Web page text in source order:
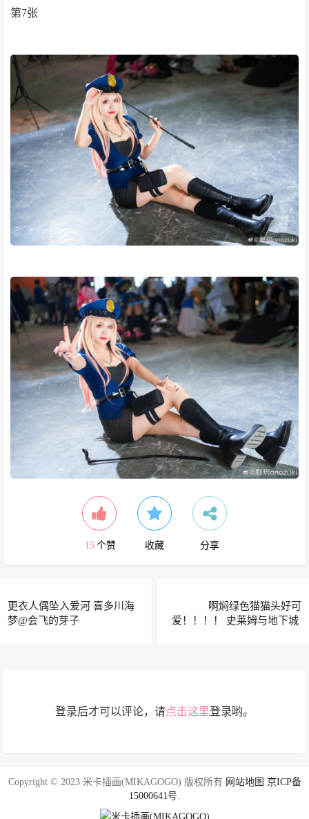
15 个赞 收藏 分享
更衣人偶坠入爱河 喜多川海
梦@会飞的芽子
啊焖绿色猫猫头好可
爱！！！！ 史莱姆与地下城 ​​​
登录后才可以评论，请点击这里登录哟。
Copyright © 2023 米卡插画(MIKAGOGO) 版权所有 网站地图 京ICP备
15000641号